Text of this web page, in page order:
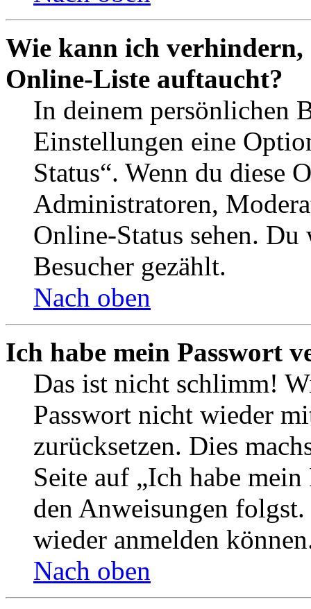
Wie kann ich verhindern,
Online-Liste auftaucht?
In deinem persönlichen
Einstellungen eine
Status“. Wenn du diese
Administratoren,
Online-Status sehen.
Besucher gezählt.
Nach oben
Ich habe mein Passwort
Das ist nicht schlimm!
Passwort nicht wieder
zurücksetzen. Dies
Seite auf „Ich habe
den Anweisungen
wieder anmelden
Nach oben